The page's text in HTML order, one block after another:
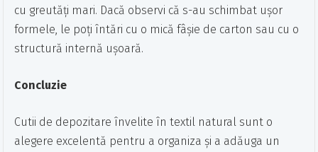
cu greutăți mari. Dacă observi că s-au schimbat ușor
formele, le poți întări cu o mică fâșie de carton sau cu o
structură internă ușoară.
Concluzie
Cutii de depozitare învelite în textil natural sunt o
alegere excelentă pentru a organiza și a adăuga un